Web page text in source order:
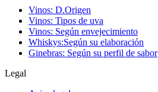
Vinos: D.Origen
Vinos: Tipos de uva
Vinos: Según envejecimiento
Whiskys:Según su elaboración
Ginebras: Según su perfil de sabor
Legal